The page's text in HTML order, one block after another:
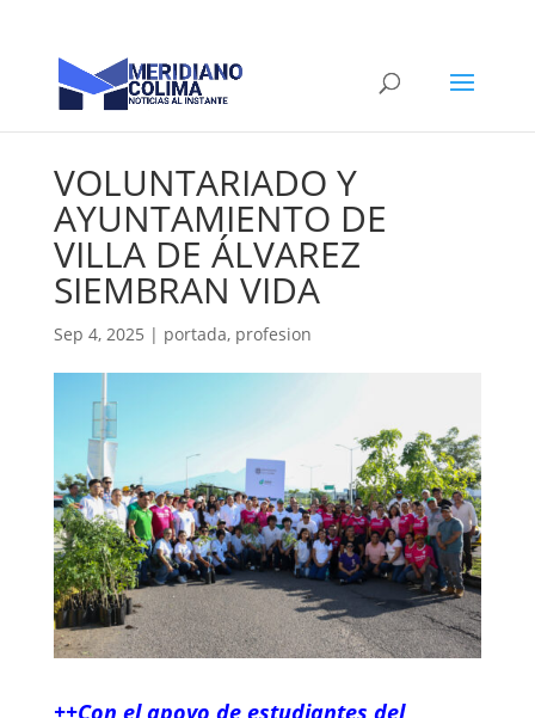
VOLUNTARIADO Y
AYUNTAMIENTO DE
VILLA DE ÁLVAREZ
SIEMBRAN VIDA
Sep 4, 2025 | portada, profesion
++Con el apoyo de estudiantes del